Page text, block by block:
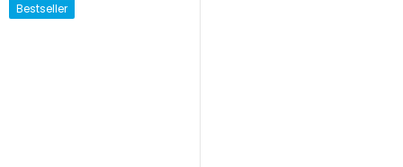
Bestseller